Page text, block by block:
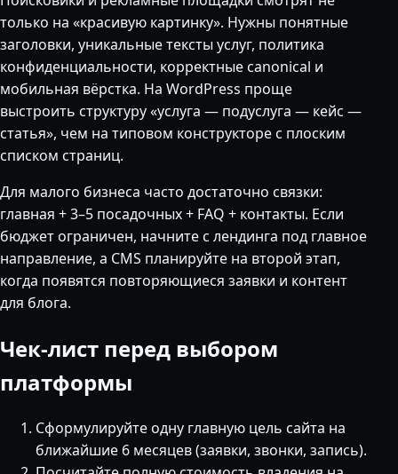
только на «красивую картинку». Нужны понятные
заголовки, уникальные тексты услуг, политика
конфиденциальности, корректные canonical и
мобильная вёрстка. На WordPress проще
выстроить структуру «услуга — подуслуга — кейс —
статья», чем на типовом конструкторе с плоским
списком страниц.
Для малого бизнеса часто достаточно связки:
главная + 3–5 посадочных + FAQ + контакты. Если
бюджет ограничен, начните с лендинга под главное
направление, а CMS планируйте на второй этап,
когда появятся повторяющиеся заявки и контент
для блога.
Чек-лист перед выбором
платформы
Сформулируйте одну главную цель сайта на
ближайшие 6 месяцев (заявки, звонки, запись).